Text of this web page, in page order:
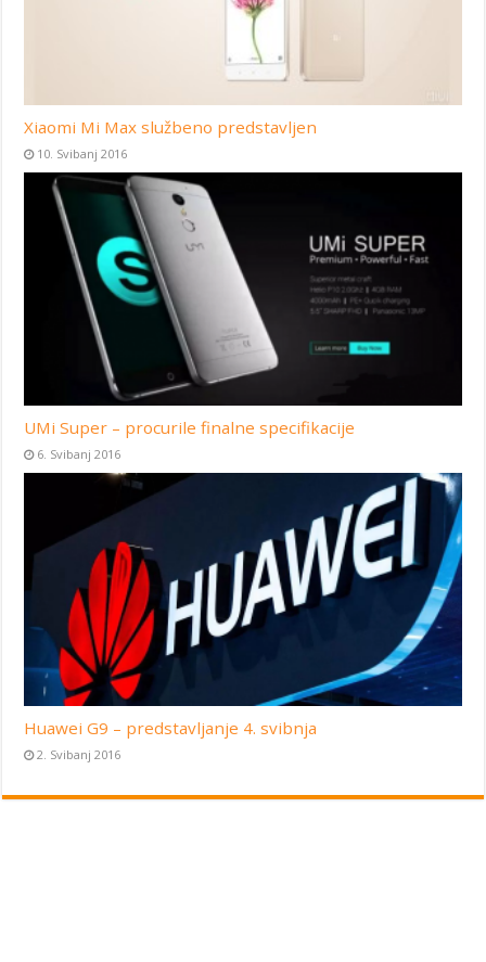
Xiaomi Mi Max službeno predstavljen
10. Svibanj 2016
UMi Super – procurile finalne specifikacije
6. Svibanj 2016
Huawei G9 – predstavljanje 4. svibnja
2. Svibanj 2016